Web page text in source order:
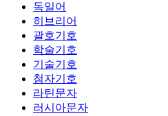
독일어
히브리어
괄호기호
학술기호
기술기호
첨자기호
라틴문자
러시아문자